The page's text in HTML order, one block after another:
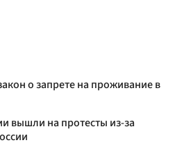
о запрете на проживание в
вышли на протесты из-за